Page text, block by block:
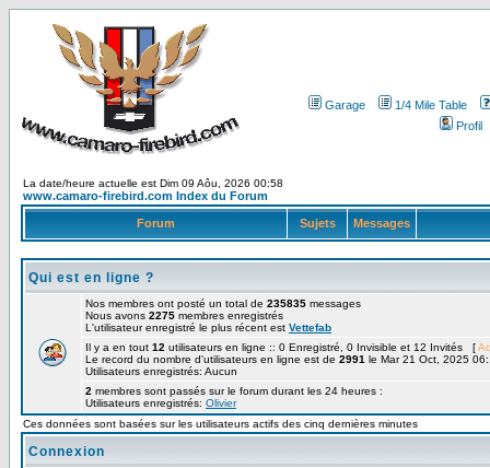
Garage
1/4 Mile Table
Profil
La date/heure actuelle est Dim 09 Aôu, 2026 00:58
www.camaro-firebird.com Index du Forum
Forum Sujets Messages
Qui est en ligne ?
Nos membres ont posté un total de 235835 messages
Nous avons 2275 membres enregistrés
L'utilisateur enregistré le plus récent est Vettefab
Il y a en tout 12 utilisateurs en ligne :: 0 Enregistré, 0 Invisible et 12 Invités [
Le record du nombre d'utilisateurs en ligne est de 2991 le Mar 21 Oct, 2025
Utilisateurs enregistrés: Aucun
2 membres sont passés sur le forum durant les 24 heures :
Utilisateurs enregistrés: Olivier
Ces données sont basées sur les utilisateurs actifs des cinq dernières minutes
Connexion